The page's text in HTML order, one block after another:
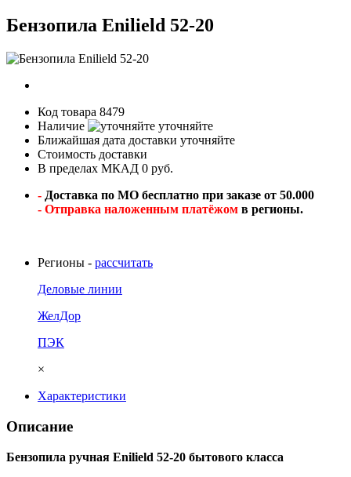
Бензопила Enilield 52-20
Код товара 8479
Наличие
уточняйте
Ближайшая дата доставки уточняйте
Стоимость доставки
В пределах МКАД 0 руб.
- Доставка по МО бесплатно при заказе от 50.000
- Отправка наложенным платёжом в регионы.
Регионы - рассчитать
Деловые линии
ЖелДор
ПЭК
×
Характеристики
Описание
Бензопила ручная Enilield 52-20 бытового класса